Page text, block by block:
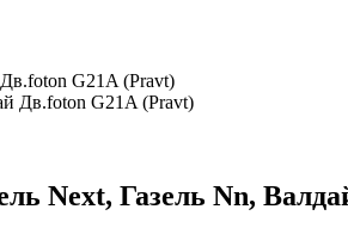
G21A (Pravt)
Next, Газель Nn,